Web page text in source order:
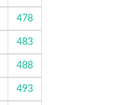
478
483
488
493